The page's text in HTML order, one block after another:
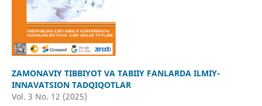
ZAMONAVIY TIBBIYOT VA TABIIY FANLARDA ILMIY-
INNAVATSION TADQIQOTLAR
Vol. 3 No. 12 (2025)